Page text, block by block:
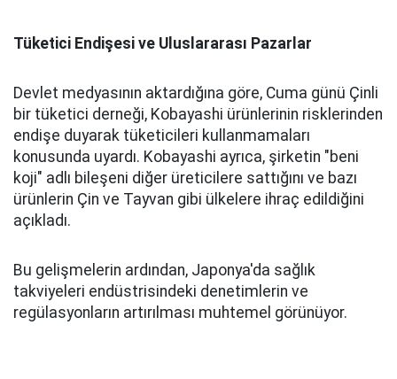
Tüketici Endişesi ve Uluslararası Pazarlar
Devlet medyasının aktardığına göre, Cuma günü Çinli
bir tüketici derneği, Kobayashi ürünlerinin risklerinden
endişe duyarak tüketicileri kullanmamaları
konusunda uyardı. Kobayashi ayrıca, şirketin "beni
koji" adlı bileşeni diğer üreticilere sattığını ve bazı
ürünlerin Çin ve Tayvan gibi ülkelere ihraç edildiğini
açıkladı.
Bu gelişmelerin ardından, Japonya'da sağlık
takviyeleri endüstrisindeki denetimlerin ve
regülasyonların artırılması muhtemel görünüyor.